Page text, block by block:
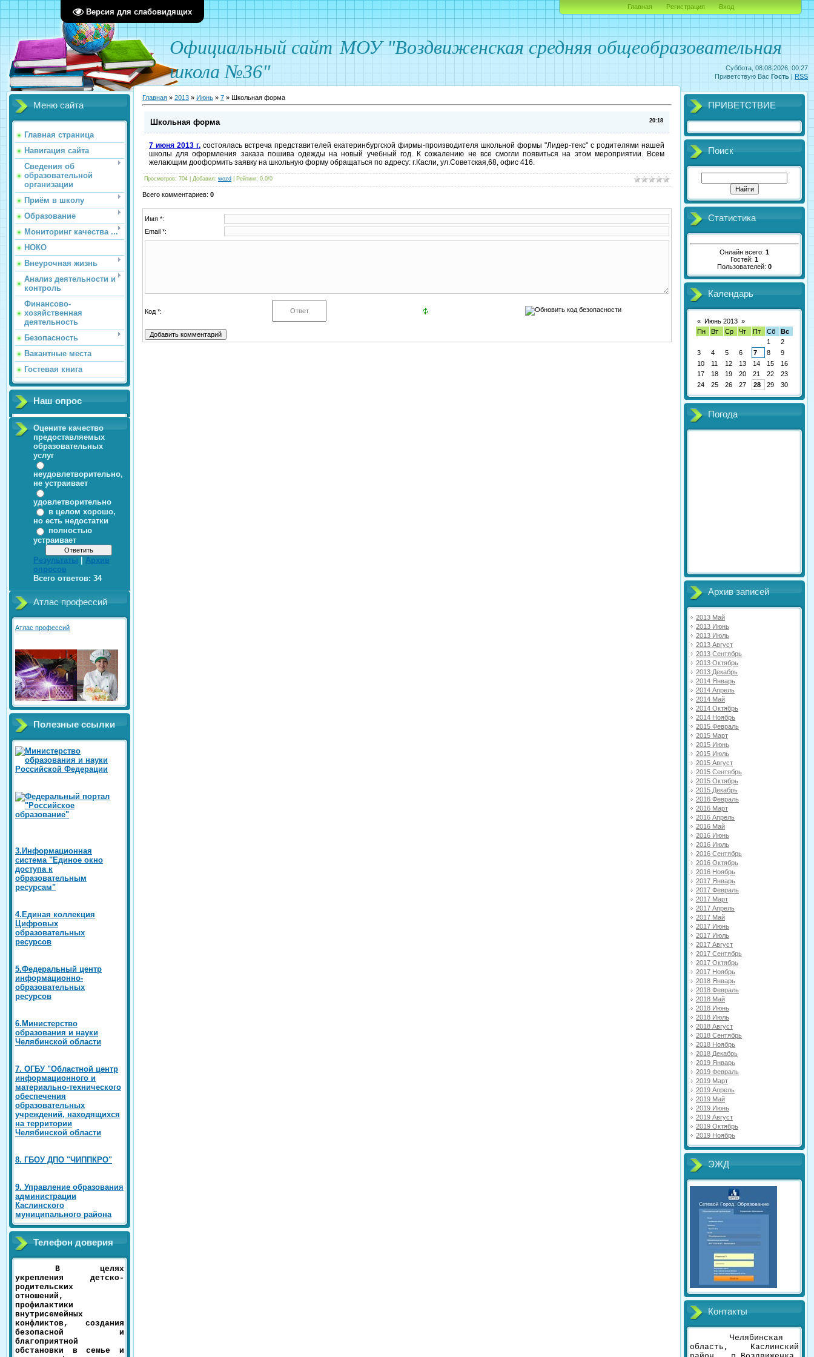
Версия для слабовидящих
Суббота, 08.08.2026, 00:27
Приветствую Вас Гость | RSS
Официальный сайт МОУ "Воздвиженская средняя общеобразовательная
школа №36"
Главная Регистрация Вход
Меню сайта
Главная страница
Навигация сайта
Сведения об
образовательной
организации
Приём в школу
Образование
Мониторинг качества ...
НОКО
Внеурочная жизнь
Анализ деятельности и
контроль
Финансово-
хозяйственная
деятельность
Безопасность
Вакантные места
Гостевая книга
Наш опрос
Оцените качество
предоставляемых
образовательных
услуг
неудовлетворительно,
не устраивает
удовлетворительно
в целом хорошо,
но есть недостатки
полностью
устраивает
Результаты
Архив
опросов
Всего ответов: 34
Атлас профессий
Атлас профессий
Полезные ссылки
3.Информационная
система "Единое окно
доступа к
образовательным
ресурсам"
4.Единая коллекция
Цифровых
образовательных
ресурсов
5.Федеральный центр
информационно-
образовательных
ресурсов
6.Министерство
образования и науки
Челябинской области
7. ОГБУ "Областной центр
информационного и
материально-технического
обеспечения
образовательных
учреждений, находящихся
на территории
Челябинской области
8. ГБОУ ДПО "ЧИППКРО"
9. Управление образования
администрации
Каслинского
муниципального района
Телефон доверия
В целях
укрепления детско-
родительских
отношений,
профилактики
внутрисемейных
конфликтов, создания
безопасной и
благоприятной
обстановки в семье и
Главная » 2013 » Июнь » 7 » Школьная форма
20:18
Школьная форма
7 июня 2013 г. состоялась встреча представителей екатеринбургской фирмы-производителя школьной формы "Лидер-текс" с родителями нашей
школы для оформления заказа пошива одежды на новый учебный год. К сожалению не все смогли появиться на этом мероприятии. Всем
желающим дооформить заявку на школьную форму обращаться по адресу: г.Касли, ул.Советская,68, офис 416.
Просмотров: 704 | Добавил: wozd Рейтинг: 0.0/0
Всего комментариев: 0
Имя *:
Email *:
Код *:
ПРИВЕТСТВИЕ
Поиск
Статистика
Онлайн всего: 1
Гостей: 1
Пользователей: 0
Календарь
« Июнь 2013 »
Пн
Вт Ср Чт Пт Сб
Вс
1
2
3
4 5 6 7 8
9
10
11 12 13 14 15
16
17
18 19 20 21 22
23
24
25 26 27 28 29 30
Погода
Архив записей
2013 Май
2013 Июнь
2013 Июль
2013 Август
2013 Сентябрь
2013 Октябрь
2013 Декабрь
2014 Январь
2014 Апрель
2014 Май
2014 Октябрь
2014 Ноябрь
2015 Февраль
2015 Март
2015 Июнь
2015 Июль
2015 Август
2015 Сентябрь
2015 Октябрь
2015 Декабрь
2016 Февраль
2016 Март
2016 Апрель
2016 Май
2016 Июнь
2016 Июль
2016 Сентябрь
2016 Октябрь
2016 Ноябрь
2017 Январь
2017 Февраль
2017 Март
2017 Апрель
2017 Май
2017 Июнь
2017 Июль
2017 Август
2017 Сентябрь
2017 Октябрь
2017 Ноябрь
2018 Январь
2018 Февраль
2018 Май
2018 Июнь
2018 Июль
2018 Август
2018 Сентябрь
2018 Ноябрь
2018 Декабрь
2019 Январь
2019 Февраль
2019 Март
2019 Апрель
2019 Май
2019 Июнь
2019 Август
2019 Октябрь
2019 Ноябрь
ЭЖД
Контакты
Челябинская
область, Каслинский